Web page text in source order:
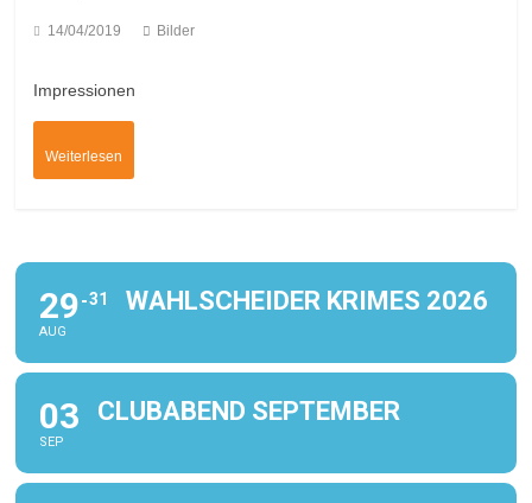
14/04/2019 Bilder
Impressionen
Weiterlesen
29
AUG
31 WAHLSCHEIDER KRIMES 2026
03
SEP
CLUBABEND SEPTEMBER